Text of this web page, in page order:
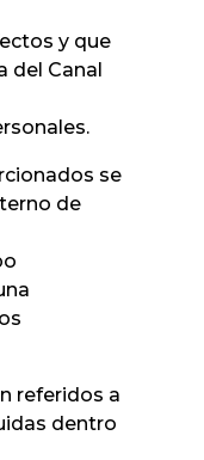
y que
del Canal
se
de
referidos a
dentro